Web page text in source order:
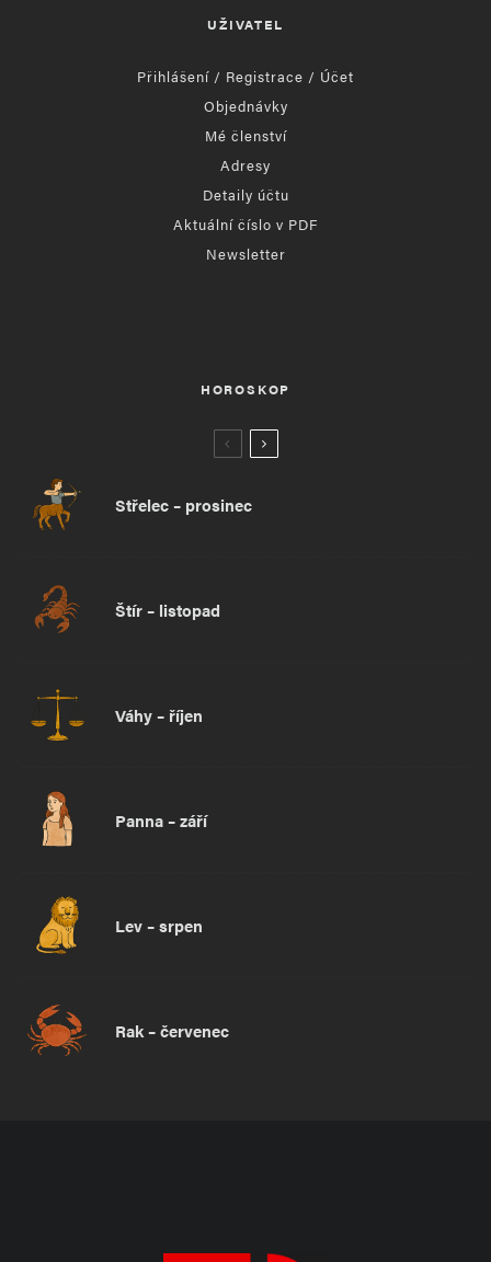
UŽIVATEL
Přihlášení / Registrace / Účet
Objednávky
Mé členství
Adresy
Detaily účtu
Aktuální číslo v PDF
Newsletter
HOROSKOP
Střelec – prosinec
Štír – listopad
Váhy – říjen
Panna – září
Lev – srpen
Rak – červenec